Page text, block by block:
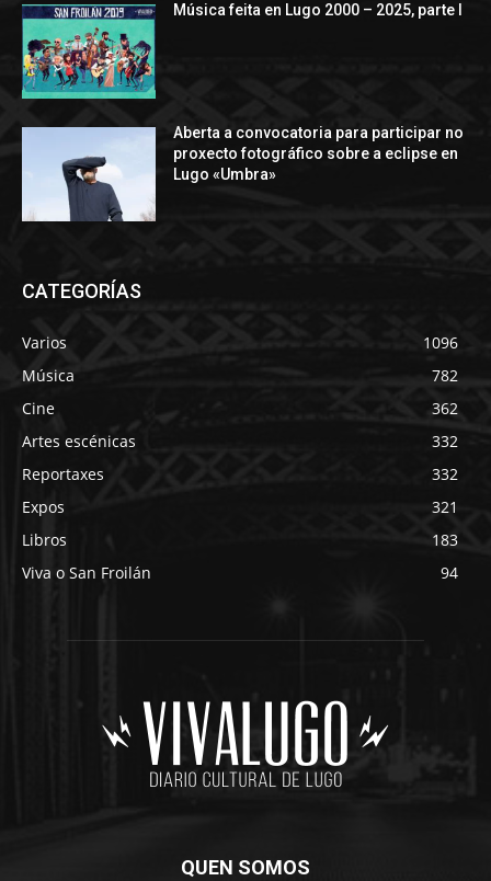
Música feita en Lugo 2000 – 2025, parte I
Aberta a convocatoria para participar no
proxecto fotográfico sobre a eclipse en
Lugo «Umbra»
CATEGORÍAS
Varios
1096
Música
782
Cine
362
Artes escénicas
332
Reportaxes
332
Expos
321
Libros
183
Viva o San Froilán
94
QUEN SOMOS